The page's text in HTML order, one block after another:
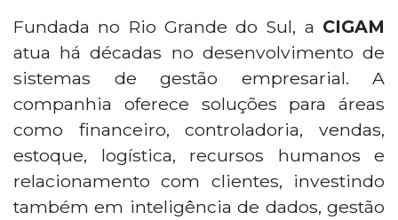
Fundada no Rio Grande do Sul, a CIGAM
atua há décadas no desenvolvimento de
sistemas de gestão empresarial. A
companhia oferece soluções para áreas
como financeiro, controladoria, vendas,
estoque, logística, recursos humanos e
relacionamento com clientes, investindo
também em inteligência de dados, gestão